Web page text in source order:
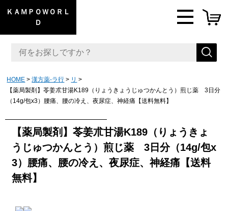
ＫＡＭＰＯＷＯＲＬ
Ｄ
HOME 漢方薬-ラ行
リ
【薬局製剤】苓姜朮甘湯K189（りょうきょうじゅつかんとう）煎じ薬 3日分
（14g/包x3）腰痛、腰の冷え、夜尿症、神経痛【送料無料】
【薬局製剤】苓姜朮甘湯K189（りょうきょ
うじゅつかんとう）煎じ薬 3日分（14g/包x
3）腰痛、腰の冷え、夜尿症、神経痛【送料
無料】